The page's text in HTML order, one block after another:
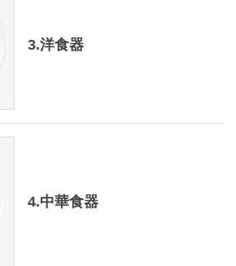
3.洋食器
4.中華食器